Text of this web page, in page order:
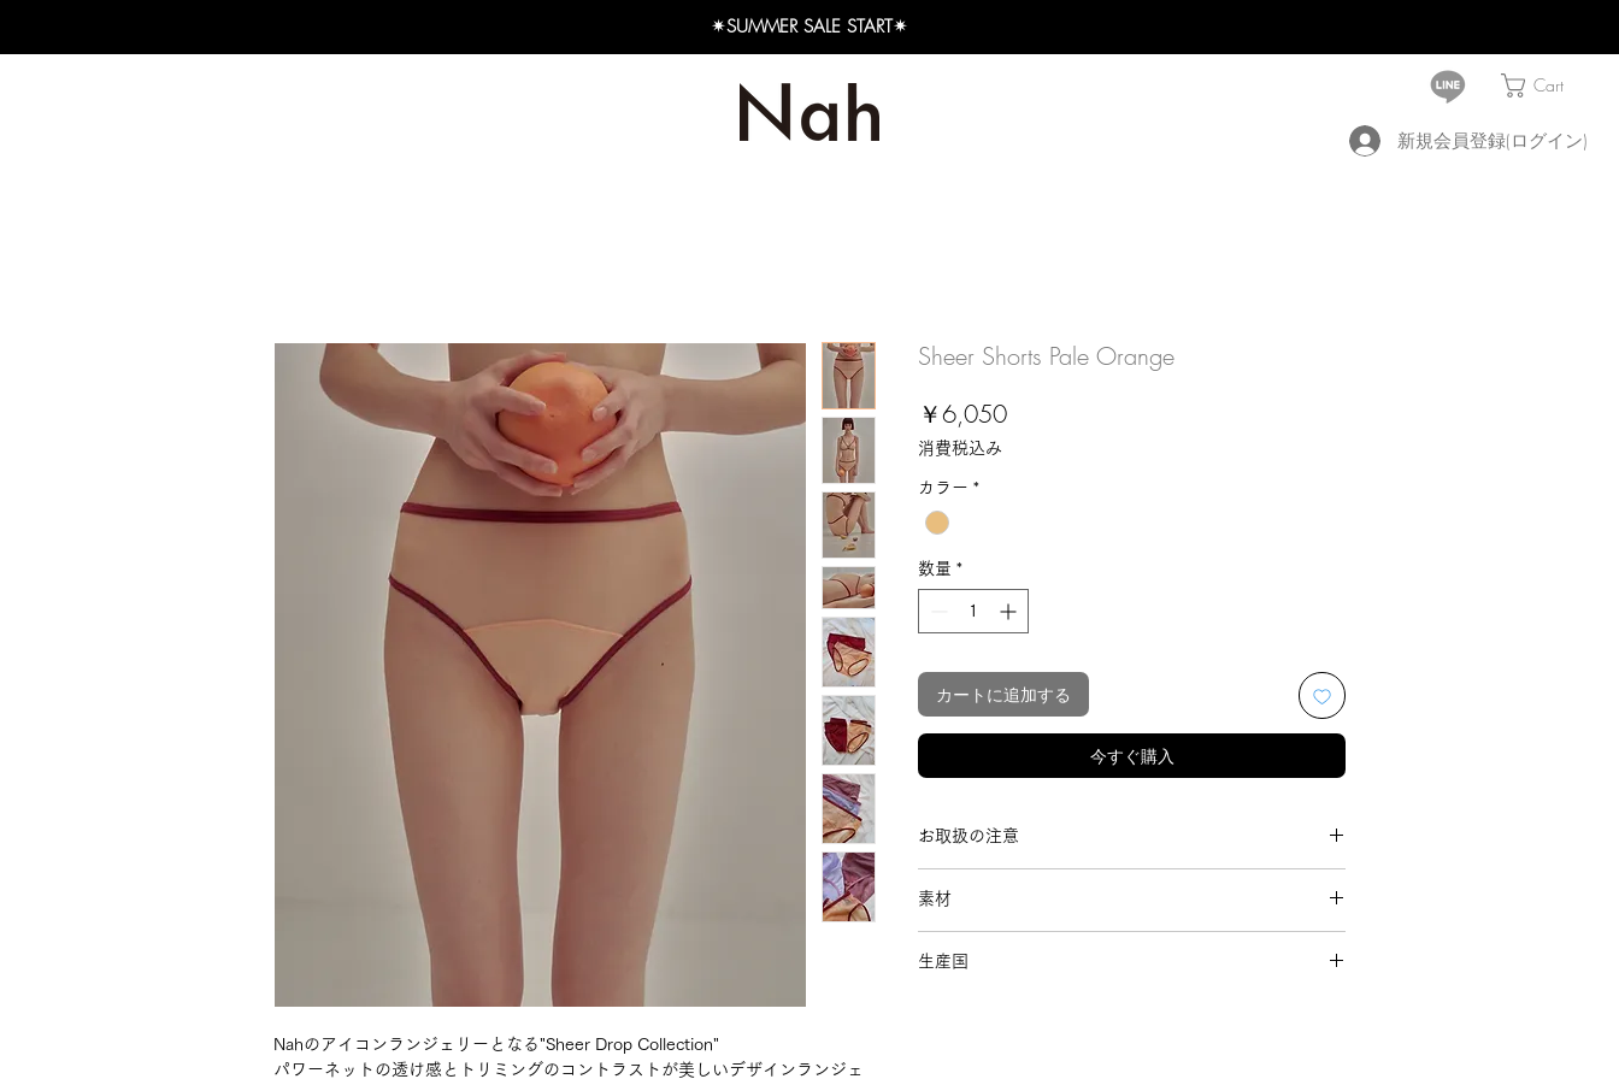
✴︎SUMMER SALE START✴︎
Cart
新規会員登録(ログイン)
Nahのアイコンランジェリーとなる"Sheer Drop Collection"
パワーネットの透け感とトリミングのコントラストが美しいデザインランジェ
Sheer Shorts Pale Orange
￥6,050価
消費税込み
カラー *
数量 *
カートに追加する
今すぐ購入
お取扱の注意
洗いをオススメしております。
色移りの可能性がございますので他のものとは分け
て洗ってください。
素材
裏地マチ：コットン100%
生産国